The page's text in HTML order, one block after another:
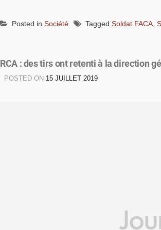
Posted in Société Tagged Soldat FACA
RCA : des tirs ont retenti à la direction
POSTED ON 15 JUILLET 2019